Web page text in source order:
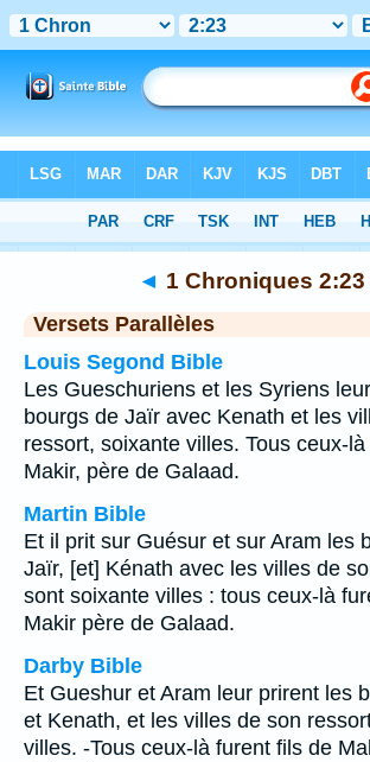
>Chapitre 2 > Verset 23
◄ 1 Chroniques 2:23
Versets Parallèles
Louis Segond Bible
Les Gueschuriens et les Syriens
bourgs de Jaïr avec Kenath et les
ressort, soixante villes. Tous ceux-
Makir, père de Galaad.
Martin Bible
Et il prit sur Guésur et sur Aram les
Jaïr, [et] Kénath avec les villes de
sont soixante villes : tous ceux-là
Makir père de Galaad.
Darby Bible
Et Gueshur et Aram leur prirent les
et Kenath, et les villes de son
villes. -Tous ceux-là furent fils de